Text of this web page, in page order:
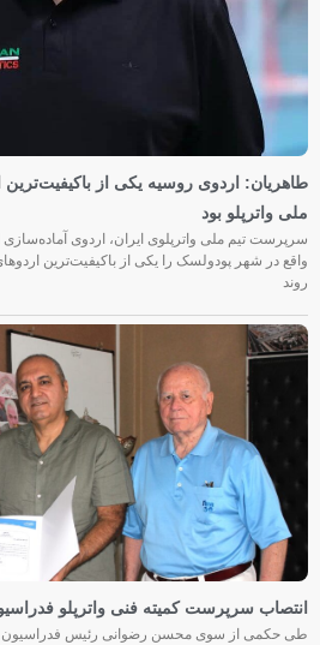
طاهریان: اردوی روسیه یکی از باکیفیت‌ترین
ملی واترپلو بود
سرپرست تیم ملی واترپلوی ایران، اردوی
واقع در شهر پودولسک را یکی از باکیفیت‌ترین
روند
انتصاب سرپرست کمیته فنی واترپلو
طی حکمی از سوی محسن رضوانی رئیس فدراسیون